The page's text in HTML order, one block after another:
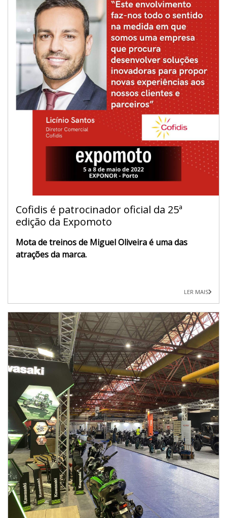
Cofidis é patrocinador oficial da 25ª
edição da Expomoto
Mota de treinos de Miguel Oliveira é uma das
atrações da marca.
LER MAIS